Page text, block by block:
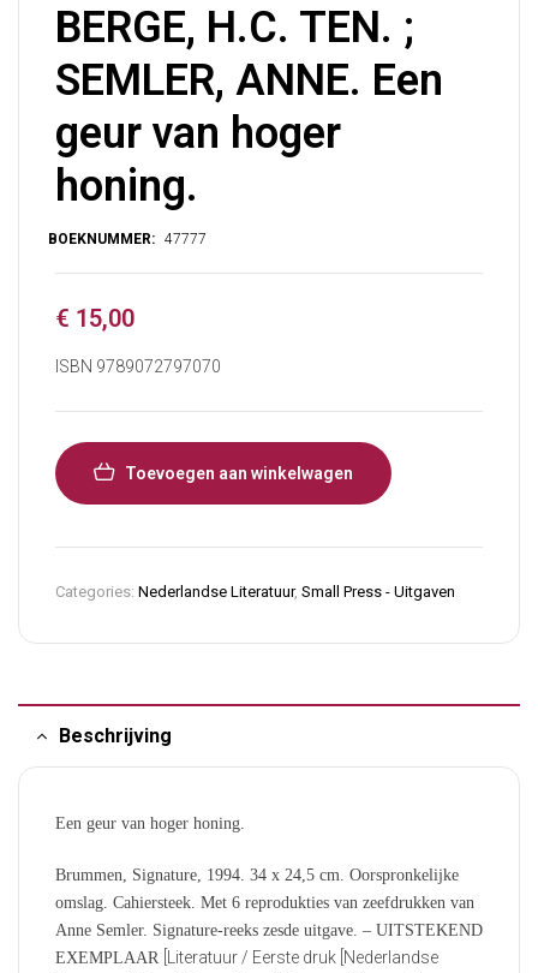
BERGE, H.C. TEN. ;
SEMLER, ANNE. Een
geur van hoger
honing.
€ 15,00
ISBN 9789072797070
Toevoegen aan winkelwagen
Categories: Nederlandse Literatuur, Small Press - Uitgaven
Beschrijving
Een geur van hoger honing.
Brummen, Signature, 1994. 34 x 24,5 cm. Oorspronkelijke
omslag. Cahiersteek. Met 6 reprodukties van zeefdrukken van
Anne Semler. Signature-reeks zesde uitgave. – UITSTEKEND
EXEMPLAAR
[Literatuur / Eerste druk [Nederlandse